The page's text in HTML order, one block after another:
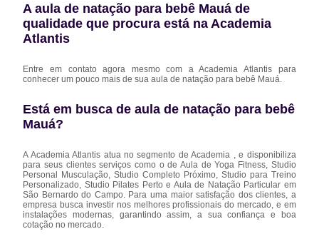
A aula de natação para bebê Mauá de
qualidade que procura está na Academia
Atlantis
Entre em contato agora mesmo com a Academia Atlantis para
conhecer um pouco mais de sua aula de natação para bebê Mauá.
Está em busca de aula de natação para bebê
Mauá?
A Academia Atlantis atua no segmento de Academia , e disponibiliza
para seus clientes serviços como o de Aula de Yoga Fitness, Studio
Personal Musculação, Studio Completo Próximo, Studio para Treino
Personalizado, Studio Pilates Perto e Aula de Natação Particular em
São Bernardo do Campo. Para uma maior satisfação dos clientes, a
empresa busca investir nos melhores profissionais do mercado, e em
instalações modernas, garantindo assim, a sua confiança e boa
cotação no mercado.